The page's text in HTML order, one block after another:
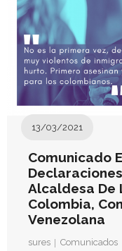
Comunicado
Alcaldesa De
Colombia,
Venezolana
13/03/2021
sures
Comunicados